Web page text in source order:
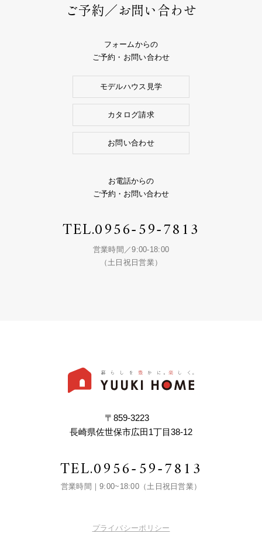
ご予約／お問い合わせ
フォームからの
ご予約・お問い合わせ
モデルハウス見学
カタログ請求
お問い合わせ
お電話からの
ご予約・お問い合わせ
TEL.0956-59-7813
営業時間／9:00-18:00
（土日祝日営業）
〒859-3223
長崎県佐世保市広田1丁目38-12
TEL.0956-59-7813
営業時間｜9:00~18:00（土日祝日営業）
プライバシーポリシー